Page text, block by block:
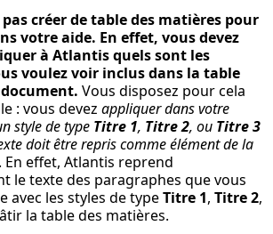
créer de table des matières pour
votre aide. En effet, vous devez
à Atlantis quels sont les
voulez voir inclus dans la table
Vous disposez pour cela
: vous devezappliquer dans votre
style de type Titre 1, Titre 2, ou Titre 3
doit être repris comme élément de la
. En effet, Atlantis reprend
le texte des paragraphes que vous
avec les styles de typeTitre 1,Titre 2,
la table des matières.